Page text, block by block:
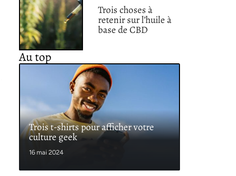
Trois choses à
retenir sur l’huile à
base de CBD
Au top
Trois t-shirts pour afficher votre
culture geek
16 mai 2024